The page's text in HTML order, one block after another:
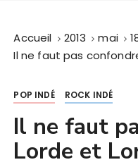
Accueil 2013 mai
Il ne faut pas
POP INDÉ ROCK INDÉ
Il ne faut
Lorde et